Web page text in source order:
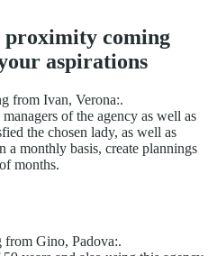
proximity coming
aspirations
from Ivan, Verona:.
of the agency as well as
the chosen lady, as well as
a monthly basis, create plannings
months.
from Gino, Padova:.